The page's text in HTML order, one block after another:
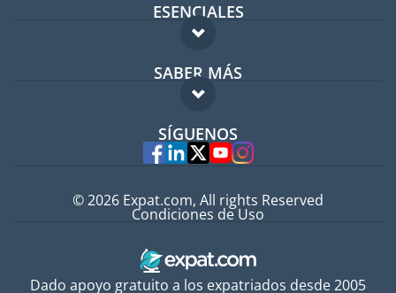
ESENCIALES
Foro para expatriados
Guía para expatriados
Trabajos en el extranjero
SABER MÁS
FAQ
Expertos
SÍGUENOS
Dado apoyo gratuito a los expatriados desde 2005
© 2026 Expat.com, All rights Reserved
Condiciones de Uso